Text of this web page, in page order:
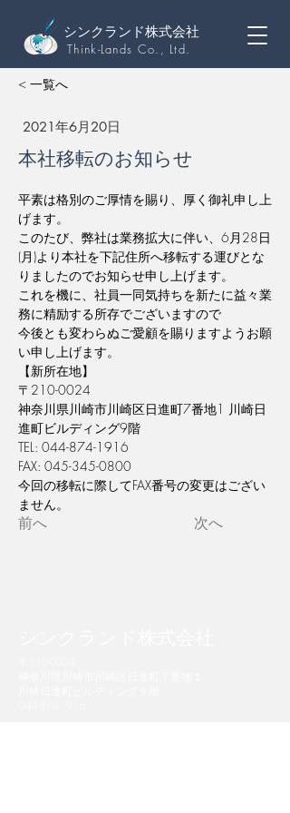
シンクランド株式会社
Think-Lands Co., Ltd.
< 一覧へ
2021年6月20日
本社移転のお知らせ
平素は格別のご厚情を賜り、厚く御礼申し上
げます。
このたび、弊社は業務拡大に伴い、6月28日
(月)より本社を下記住所へ移転する運びとな
りましたのでお知らせ申し上げます。
これを機に、社員一同気持ちを新たに益々業
務に精励する所存でございますので
今後とも変わらぬご愛顧を賜りますようお願
い申し上げます。
【新所在地】
〒210-0024
神奈川県川崎市川崎区日進町7番地1 川崎日
進町ビルディング9階
TEL: 044-874-1916
FAX: 045-345-0800
今回の移転に際してFAX番号の変更はござい
ません。
前へ
次へ